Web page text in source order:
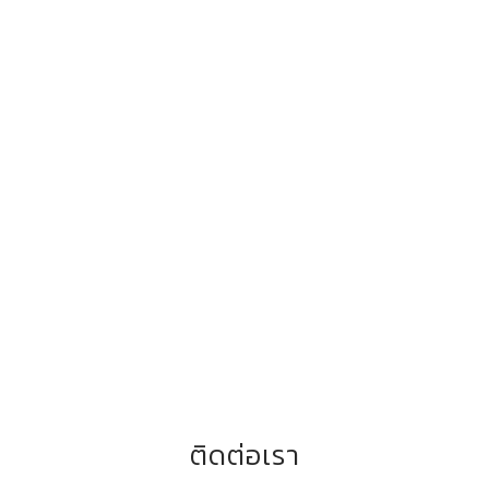
ติดต่อเรา